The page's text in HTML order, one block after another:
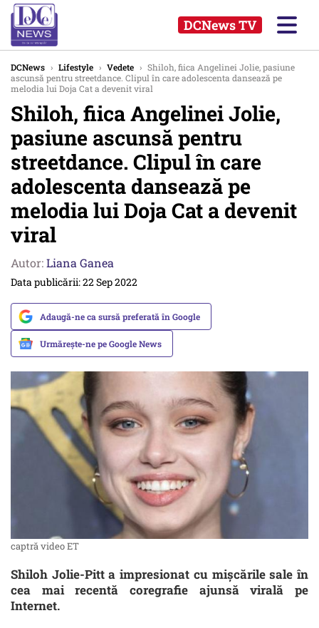
DCNews TV
DCNews › Lifestyle › Vedete › Shiloh, fiica Angelinei Jolie, pasiune
ascunsă pentru streetdance. Clipul în care adolescenta dansează pe
melodia lui Doja Cat a devenit viral
Shiloh, fiica Angelinei Jolie,
pasiune ascunsă pentru
streetdance. Clipul în care
adolescenta dansează pe
melodia lui Doja Cat a devenit
viral
Autor:Liana Ganea
Data publicării: 22 Sep 2022
Adaugă-ne ca sursă preferată în Google
Urmărește-ne pe Google News
captră video ET
Shiloh Jolie-Pitt a impresionat cu mișcările sale în
cea mai recentă coregrafie ajunsă virală pe
Internet.